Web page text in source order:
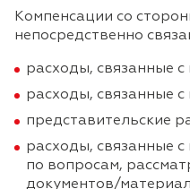
Компенсации со
непосредственно
расходы, связанные
расходы, связанные
представительские
расходы, связанные
по вопросам,
документов/